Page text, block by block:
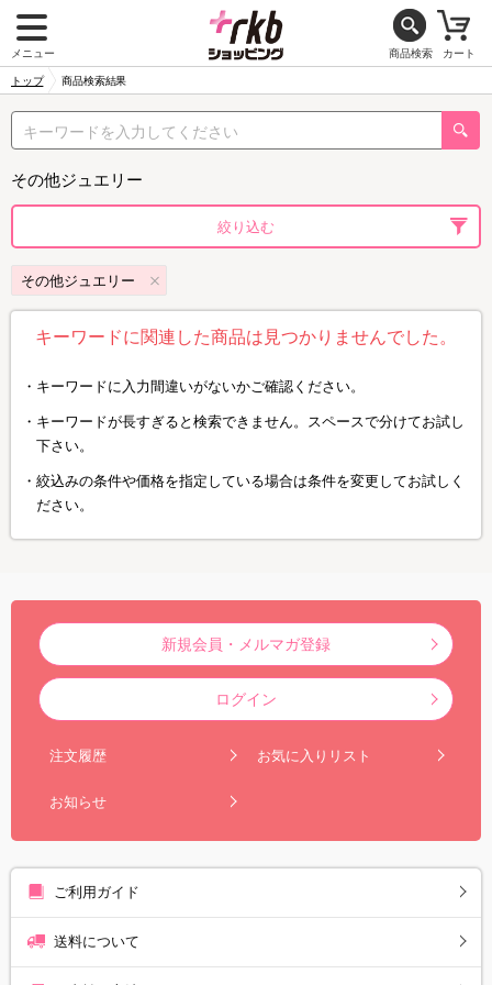
メニュー 商品検索 カート
トップ 商品検索結果
その他ジュエリー
絞り込む
その他ジュエリー
キーワードに関連した商品は見つかりませんでした。
キーワードに入力間違いがないかご確認ください。
キーワードが長すぎると検索できません。スペースで分けてお試し
下さい。
絞込みの条件や価格を指定している場合は条件を変更してお試しく
ださい。
新規会員・メルマガ登録
ログイン
注文履歴 お気に入りリスト
お知らせ
ご利用ガイド
送料について